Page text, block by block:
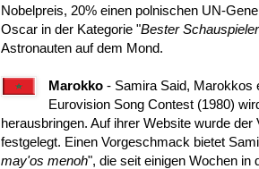
Nobelpreis, 20% einen polnischen UN-
Oscar in der Kategorie "Bester Schauspieler
Astronauten auf dem Mond.
Marokko- Samira Said, Marokkos
Eurovision Song Contest (1980)
herausbringen. Auf ihrer Website wurde
festgelegt. Einen Vorgeschmack bietet
may'os menoh", die seit einigen Wochen in